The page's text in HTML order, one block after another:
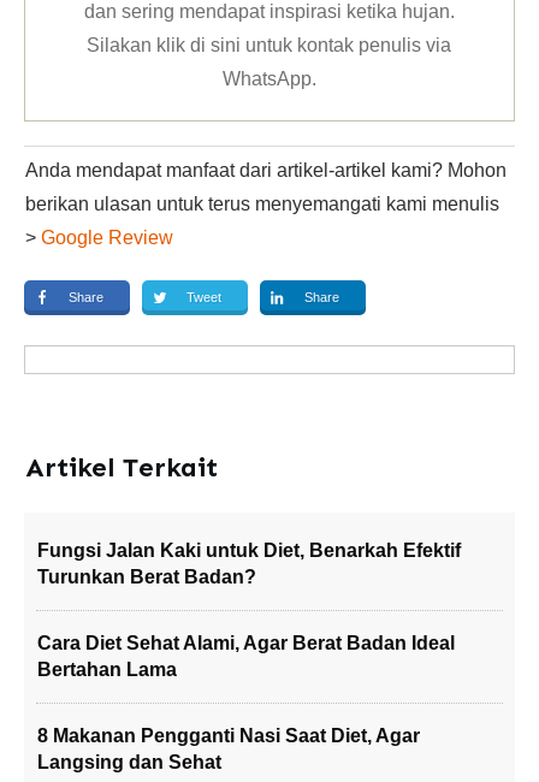
dan sering mendapat inspirasi ketika hujan.
Silakan klikdi sini untuk kontak penulis via
WhatsApp.
Anda mendapat manfaat dari artikel-artikel kami? Mohon
berikan ulasan untuk terus menyemangati kami menulis
> Google Review
Share Tweet Share
Artikel Terkait
Fungsi Jalan Kaki untuk Diet, Benarkah Efektif
Turunkan Berat Badan?
Cara Diet Sehat Alami, Agar Berat Badan Ideal
Bertahan Lama
8 Makanan Pengganti Nasi Saat Diet, Agar
Langsing dan Sehat